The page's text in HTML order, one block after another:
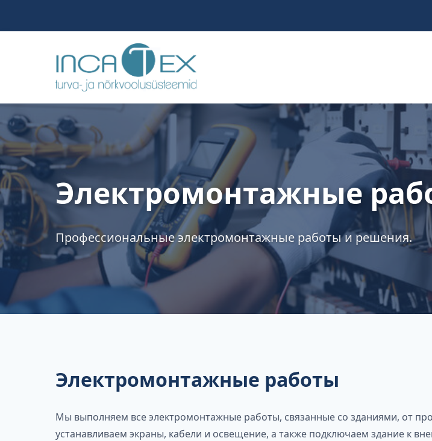
Электромонтажные
Профессиональные электромонтажные работы и решения.
Электромонтажные работы
Мы выполняем все электромонтажные работы, связанные со зданиями, от
устанавливаем экраны, кабели и освещение, а также подключаем здание к